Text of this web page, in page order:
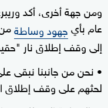
ومن جهة أخرى، أكد
عام بأيجهود وساطة
إلى وقف إطلاق نار
• نحن من جانبنا نبقى
لحثهم على وقف إطلاق